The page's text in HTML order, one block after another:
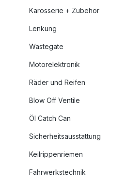
Karosserie + Zubehör
Lenkung
Wastegate
Motorelektronik
Räder und Reifen
Blow Off Ventile
Öl Catch Can
Sicherheitsausstattung
Keilrippenriemen
Fahrwerkstechnik